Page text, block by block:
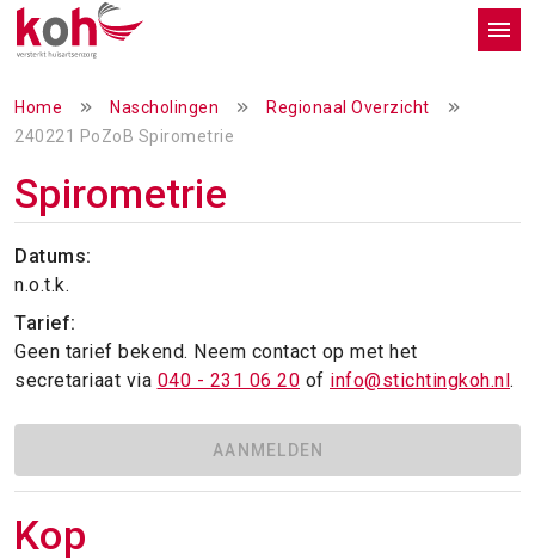
Home Nascholingen
Regionaal Overzicht
240221 PoZoB Spirometrie
Spirometrie
Datums:
n.o.t.k.
Tarief:
Geen tarief bekend. Neem contact op met het
secretariaat via 040 - 231 06 20 of info@stichtingkoh.nl.
AANMELDEN
Kop